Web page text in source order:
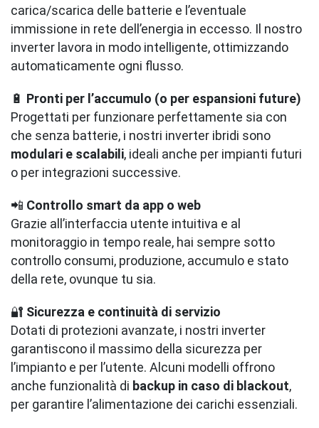
carica/scarica delle batterie e l’eventuale
immissione in rete dell’energia in eccesso. Il nostro
inverter lavora in modo intelligente, ottimizzando
automaticamente ogni flusso.
🔋 Pronti per l’accumulo (o per espansioni future)
Progettati per funzionare perfettamente sia con
che senza batterie, i nostri inverter ibridi sono
modulari e scalabili, ideali anche per impianti futuri
o per integrazioni successive.
📲 Controllo smart da app o web
Grazie all’interfaccia utente intuitiva e al
monitoraggio in tempo reale, hai sempre sotto
controllo consumi, produzione, accumulo e stato
della rete, ovunque tu sia.
🔐 Sicurezza e continuità di servizio
Dotati di protezioni avanzate, i nostri inverter
garantiscono il massimo della sicurezza per
l’impianto e per l’utente. Alcuni modelli offrono
anche funzionalità di backup in caso di blackout,
per garantire l’alimentazione dei carichi essenziali.